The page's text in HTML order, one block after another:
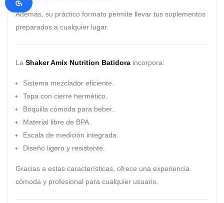
Además, su práctico formato permite llevar tus suplementos
preparados a cualquier lugar.
La Shaker Amix Nutrition Batidora incorpora:
Sistema mezclador eficiente.
Tapa con cierre hermético.
Boquilla cómoda para beber.
Material libre de BPA.
Escala de medición integrada.
Diseño ligero y resistente.
Gracias a estas características, ofrece una experiencia
cómoda y profesional para cualquier usuario.